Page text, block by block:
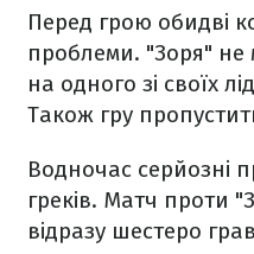
Перед грою обидві
проблеми. "Зоря" не
на одного зі своїх
Також гру
Водночас серйозні
греків. Матч проти
відразу шестеро